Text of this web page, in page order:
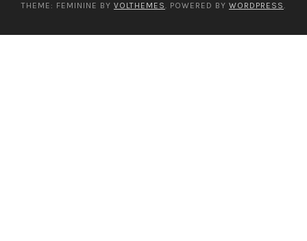
THEME: FEMININE BY VOLTHEMES. POWERED BY WORDPRESS.